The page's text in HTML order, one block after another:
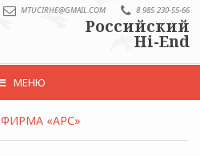
MTUCIRHE@GMAIL.COM 8 985 230-55-66
Российский
Hi-End
МЕНЮ
ФИРМА «АРС»